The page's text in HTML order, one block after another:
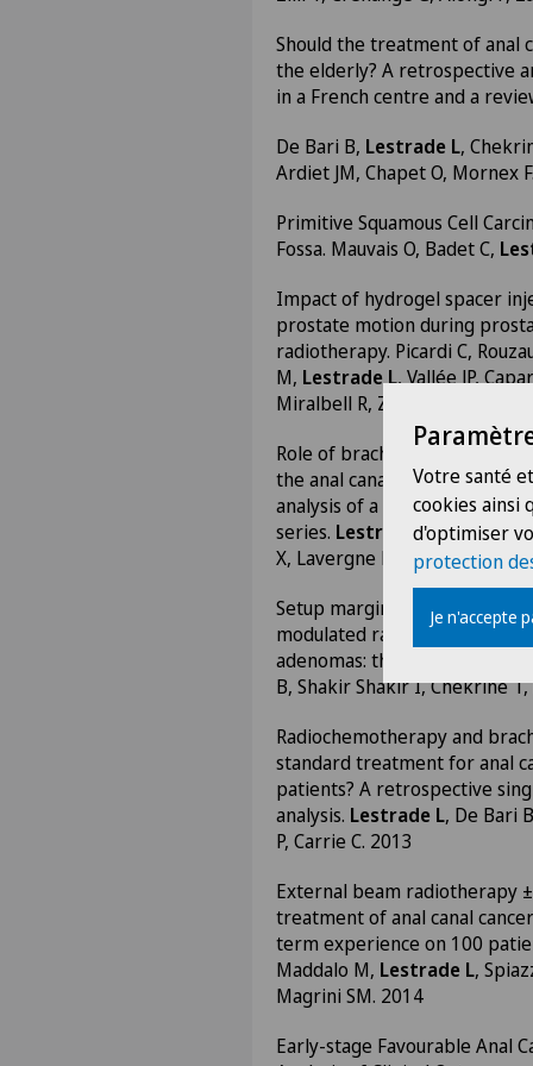
Should the treatment of anal
the elderly? A retrospective
in a French centre and a
De Bari B, Lestrade L,
Ardiet JM, Chapet O, Mornex
Primitive Squamous Cell
Fossa. Mauvais O, Badet C,
Impact of hydrogel spacer
prostate motion during
radiotherapy. Picardi C,
M, Lestrade L, Vallée JP,
Miralbell R, Zilli T. 2016
Role of brachytherapy in the
the anal canal. Long-term
analysis of a large
series. Lestrade L, De Bari
X, Lavergne E, Ardiet JM,
Setup margins and geometric
modulated radiation therapy
adenomas: the experience of
B, Shakir Shakir I, Chekrine T,
Radiochemotherapy and
standard treatment for anal
patients? A retrospective
analysis. Lestrade L, De Bari
P, Carrie C. 2013
External beam radiotherapy
treatment of anal canal
term experience on 100
Maddalo M, Lestrade L,
Magrini SM. 2014
Early-stage Favourable Anal
Votre santé
cookies ainsi
d'optimiser
protection
Je n'accepte